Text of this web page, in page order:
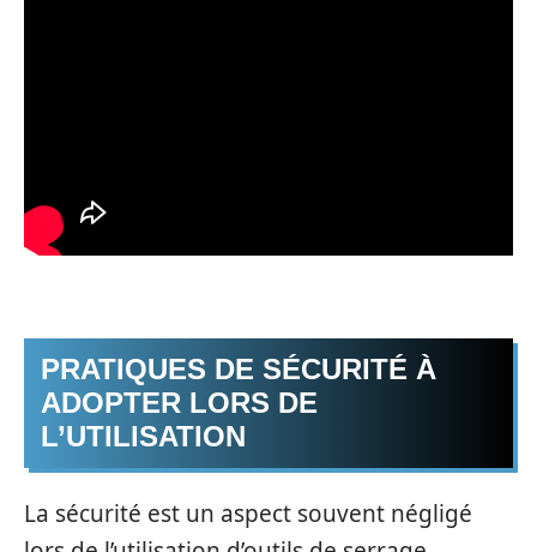
PRATIQUES DE SÉCURITÉ À
ADOPTER LORS DE
L’UTILISATION
La sécurité est un aspect souvent négligé